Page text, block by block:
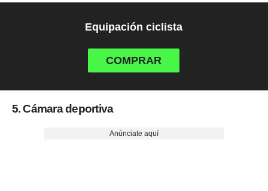
Equipación ciclista
COMPRAR
5. Cámara deportiva
Anúnciate aquí